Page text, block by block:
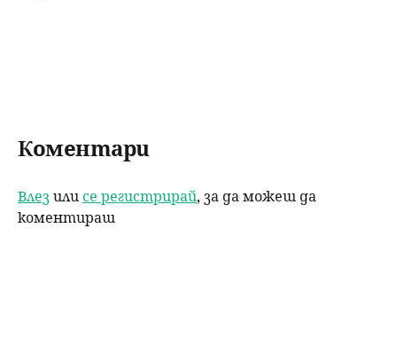
Коментари
Влезили се регистрирай, за да можеш да
коментираш